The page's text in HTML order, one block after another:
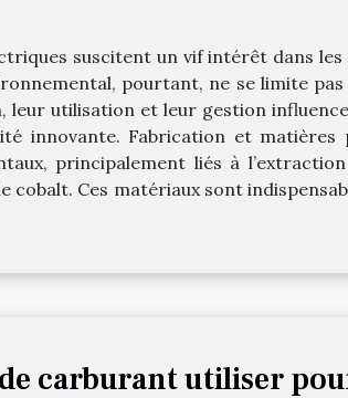
suscitent un vif intérêt dans les
pourtant, ne se limite pas
utilisation et leur gestion
innovante. Fabrication et
principalement liés à
cobalt. Ces matériaux sont
carburant utiliser